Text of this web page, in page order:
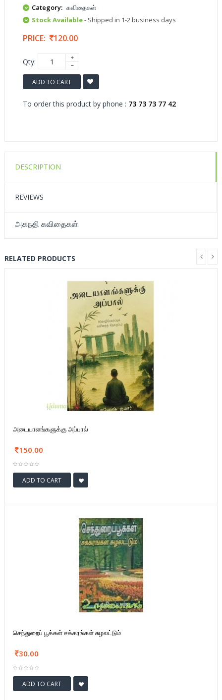
Category: கவிதைகள்
Stock Available- Shipped in 1-2 business days
PRICE: 120.00
Qty:
ADD TO CART
To order this product by phone : 73 73 73 77 42
DESCRIPTION
REVIEWS
அகநதி கவிதைகள்
RELATED PRODUCTS
அடையாளங்களுக்கு அப்பால்
150.00
ADD TO CART
செந்துறைப் பூக்கள் சக்கரங்கள் சுழலட்டும்
30.00
ADD TO CART